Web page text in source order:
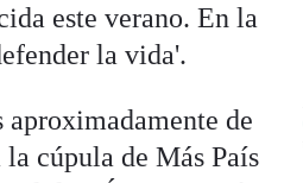
este verano. En la
la vida'.
aproximadamente de
cúpula de Más País